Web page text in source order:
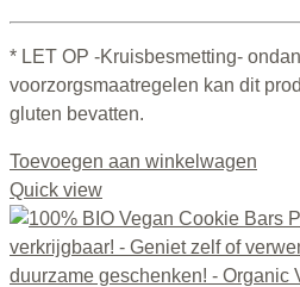
* LET OP -Kruisbesmetting-
voorzorgsmaatregelen kan dit
gluten bevatten.
Toevoegen aan winkelwagen
Quick view